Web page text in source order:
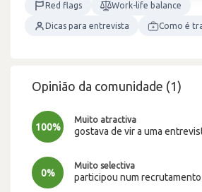
Red flags Work-life balance
Dicas para entrevista Como é
Opinião da comunidade (1)
100%
Muito atractiva
gostava de vir a uma
0%
Muito selectiva
participou num recrutamento